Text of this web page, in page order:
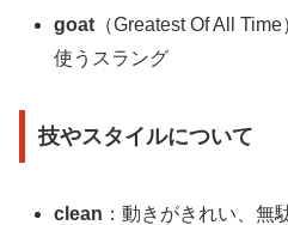
goat （Greatest Of All
使うスラング
技やスタイルについて
clean ：動きがきれい、無